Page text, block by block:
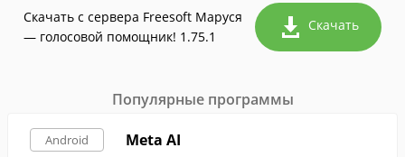
Скачать с сервера Freesoft Маруся
— голосовой помощник! 1.75.1
Скачать
Популярные программы
Android Meta AI